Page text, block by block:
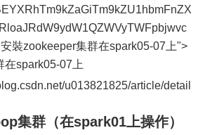
裝zookeeper集群在spark05-07上">
在spark05-07上
u013821825/article/detail
集群（在spark01上操作）